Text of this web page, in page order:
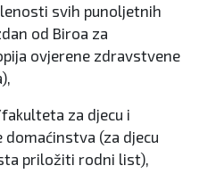
svih punoljetnih
od Biroa za
ovjerene zdravstvene
za djecu i
(za djecu
priložiti rodni list),